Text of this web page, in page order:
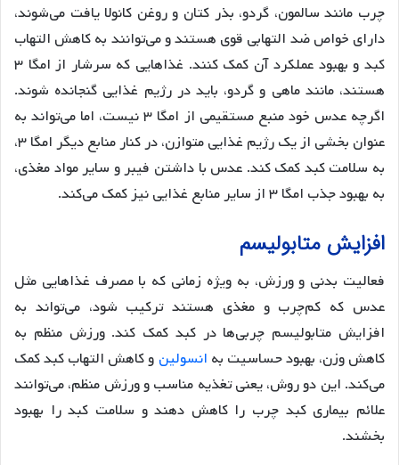
چرب مانند سالمون، گردو، بذر کتان و روغن کانولا یافت می‌شوند،
دارای خواص ضد التهابی قوی هستند و می‌توانند به کاهش التهاب
کبد و بهبود عملکرد آن کمک کنند. غذاهایی که سرشار از امگا ۳
هستند، مانند ماهی و گردو، باید در رژیم غذایی گنجانده شوند.
اگرچه عدس خود منبع مستقیمی از امگا ۳ نیست، اما می‌تواند به
عنوان بخشی از یک رژیم غذایی متوازن، در کنار منابع دیگر امگا ۳،
به سلامت کبد کمک کند. عدس با داشتن فیبر و سایر مواد مغذی،
به بهبود جذب امگا ۳ از سایر منابع غذایی نیز کمک می‌کند.
افزایش متابولیسم
فعالیت بدنی و ورزش، به ویژه زمانی که با مصرف غذاهایی مثل
عدس که کم‌چرب و مغذی هستند ترکیب شود، می‌تواند به
افزایش متابولیسم چربی‌ها در کبد کمک کند. ورزش منظم به
کاهش وزن، بهبود حساسیت به انسولین و کاهش التهاب کبد کمک
می‌کند. این دو روش، یعنی تغذیه مناسب و ورزش منظم، می‌توانند
علائم بیماری کبد چرب را کاهش دهند و سلامت کبد را بهبود
بخشند.